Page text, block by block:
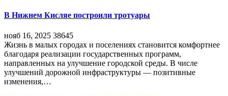
В Нижнем Кисляе построили тротуары
нояб 16, 2025 38645
Жизнь в малых городах и поселениях становится комфортнее
благодаря реализации государственных программ,
направленных на улучшение городской среды. В числе
улучшений дорожной инфраструктуры — позитивные
изменения,…